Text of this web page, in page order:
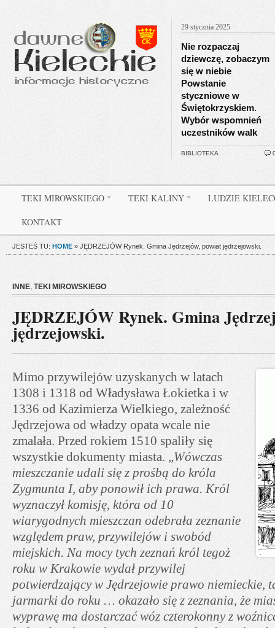
29 stycznia 2025
Nie rozpaczaj
dziewczę, zobaczym
się w niebie
Powstanie
styczniowe w
Świętokrzyskiem.
Wybór wspomnień
uczestników walk
BIBLIOTEKA
TEKI MIROWSKIEGO TEKI KALINY LUDZIE
KONTAKT
JESTEŚ TU: HOME » JĘDRZEJÓW Rynek. Gmina Jędrzejów, powiat jędrzejowski.
INNE, TEKI MIROWSKIEGO
JĘDRZEJÓW Rynek. Gmina
jędrzejowski.
Mimo przywilejów uzyskanych w latach
1308 i 1318 od Władysława Łokietka i w
1336 od Kazimierza Wielkiego, zależność
Jędrzejowa od władzy opata wcale nie
zmalała. Przed rokiem 1510 spaliły się
wszystkie dokumenty miasta. „Wówczas
mieszczanie udali się z prośbą do króla
Zygmunta I, aby ponowił ich prawa. Król
wyznaczył komisję, która od 10
wiarygodnych mieszczan odebrała zeznanie
względem praw, przywilejów i swobód
miejskich. Na mocy tych zeznań król tegoż
roku w Krakowie wydał przywilej
potwierdzający w Jędrzejowie prawo niemieckie,
jarmarki do roku … okazało się z zeznania, że
wyprawę ma dostarczać wóz czterokonny z